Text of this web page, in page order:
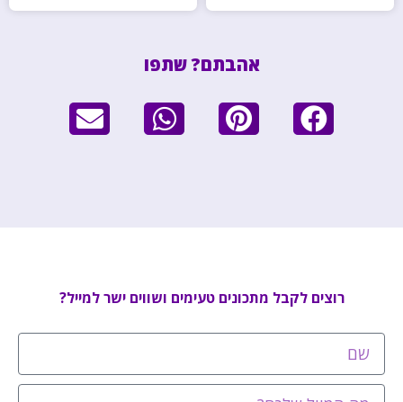
אהבתם? שתפו
רוצים לקבל מתכונים טעימים ושווים ישר למייל?